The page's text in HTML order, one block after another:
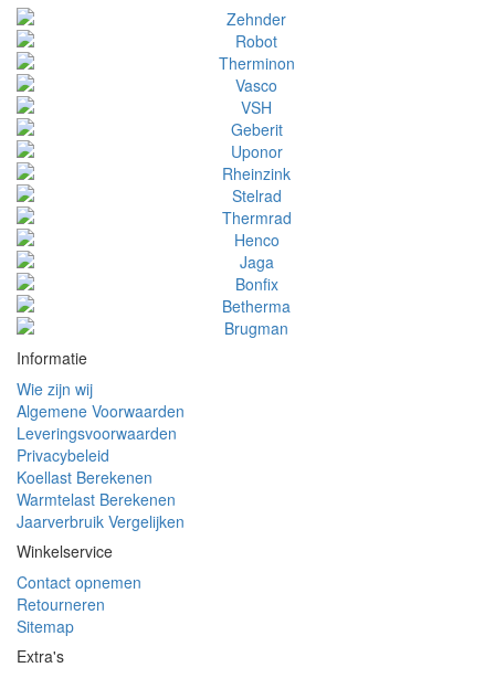
Informatie
Wie zijn wij
Algemene Voorwaarden
Leveringsvoorwaarden
Privacybeleid
Koellast Berekenen
Warmtelast Berekenen
Jaarverbruik Vergelijken
Winkelservice
Contact opnemen
Retourneren
Sitemap
Extra's